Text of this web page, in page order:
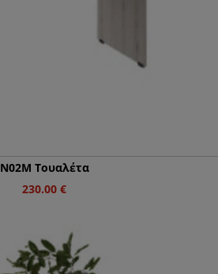
Ν02Μ Τουαλέτα
230.00€